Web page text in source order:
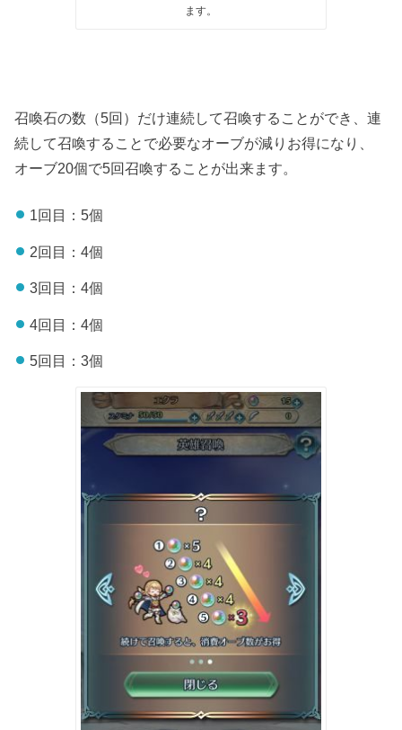
ます。
召喚石の数（5回）だけ連続して召喚することができ、連
続して召喚することで必要なオーブが減りお得になり、
オーブ20個で5回召喚することが出来ます。
1回目：5個
2回目：4個
3回目：4個
4回目：4個
5回目：3個